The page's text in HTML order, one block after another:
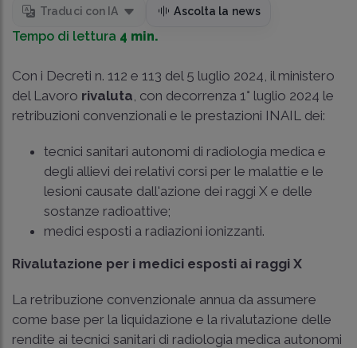
Traduci con IA Ascolta la news
Tempo di lettura 4 min.
Con i Decreti n. 112 e 113 del 5 luglio 2024, il ministero
del Lavoro rivaluta , con decorrenza 1° luglio 2024 le
retribuzioni convenzionali e le prestazioni INAIL dei:
tecnici sanitari autonomi di radiologia medica e
degli allievi dei relativi corsi per le malattie e le
lesioni causate dall'azione dei raggi X e delle
sostanze radioattive;
medici esposti a radiazioni ionizzanti.
Rivalutazione per i medici esposti ai raggi X
La retribuzione convenzionale annua da assumere
come base per la liquidazione e la rivalutazione delle
rendite ai tecnici sanitari di radiologia medica autonomi